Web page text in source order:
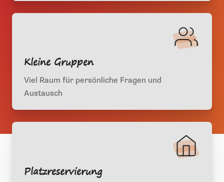
Kleine Gruppen
Viel Raum für persönliche Fragen und
Austausch
Platzreservierung